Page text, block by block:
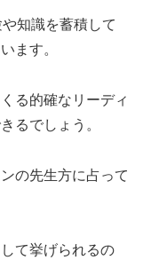
知識を蓄積して
ます。
る的確なリーディ
るでしょう。
の先生方に占って
て挙げられるの